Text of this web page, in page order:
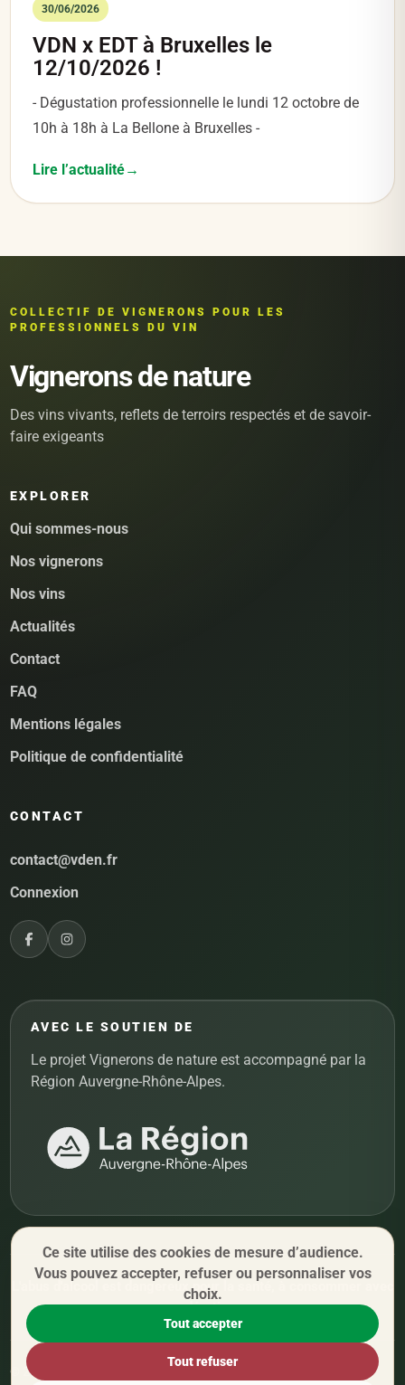
30/06/2026
VDN x EDT à Bruxelles le
12/10/2026 !
- Dégustation professionnelle le lundi 12 octobre de
10h à 18h à La Bellone à Bruxelles -
Lire l’actualité
COLLECTIF DE VIGNERONS POUR LES
PROFESSIONNELS DU VIN
Vignerons de nature
Des vins vivants, reflets de terroirs respectés et de savoir-
faire exigeants
EXPLORER
Qui sommes-nous
Nos vignerons
Nos vins
Actualités
Contact
FAQ
Mentions légales
Politique de confidentialité
CONTACT
contact@vden.fr
Connexion
AVEC LE SOUTIEN DE
Le projet Vignerons de nature est accompagné par la
Région Auvergne-Rhône-Alpes.
L'abus d'alcool est dangereux pour la santé, à consommer avec
modération.
© 2026 Vignerons de nature. Tous droits réservés.
Ce site utilise des cookies de mesure d’audience.
Vous pouvez accepter, refuser ou personnaliser vos
choix.
Tout accepter
Tout refuser